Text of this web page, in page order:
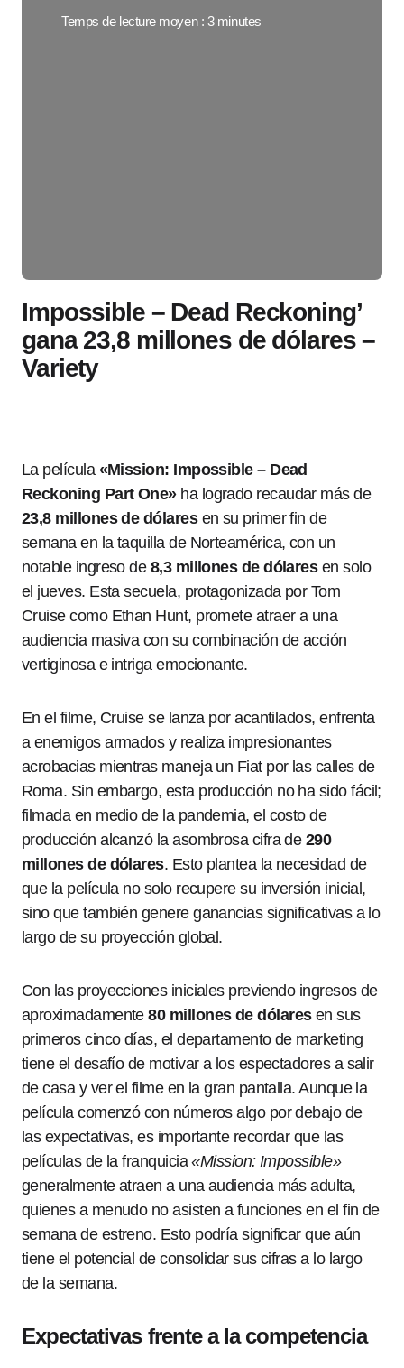
Temps de lecture moyen : 3 minutes
Impossible – Dead Reckoning’
gana 23,8 millones de dólares –
Variety
La película «Mission: Impossible – Dead
Reckoning Part One»ha logrado recaudar más de
23,8 millones de dólaresen su primer fin de
semana en la taquilla de Norteamérica, con un
notable ingreso de 8,3 millones de dólaresen solo
el jueves. Esta secuela, protagonizada por Tom
Cruise como Ethan Hunt, promete atraer a una
audiencia masiva con su combinación de acción
vertiginosa e intriga emocionante.
En el filme, Cruise se lanza por acantilados, enfrenta
a enemigos armados y realiza impresionantes
acrobacias mientras maneja un Fiat por las calles de
Roma. Sin embargo, esta producción no ha sido fácil;
filmada en medio de la pandemia, el costo de
producción alcanzó la asombrosa cifra de 290
millones de dólares. Esto plantea la necesidad de
que la película no solo recupere su inversión inicial,
sino que también genere ganancias significativas a lo
largo de su proyección global.
Con las proyecciones iniciales previendo ingresos de
aproximadamente80 millones de dólaresen sus
primeros cinco días, el departamento de marketing
tiene el desafío de motivar a los espectadores a salir
de casa y ver el filme en la gran pantalla. Aunque la
película comenzó con números algo por debajo de
las expectativas, es importante recordar que las
películas de la franquicia«Mission: Impossible»
generalmente atraen a una audiencia más adulta,
quienes a menudo no asisten a funciones en el fin de
semana de estreno. Esto podría significar que aún
tiene el potencial de consolidar sus cifras a lo largo
de la semana.
Expectativas frente a la competencia